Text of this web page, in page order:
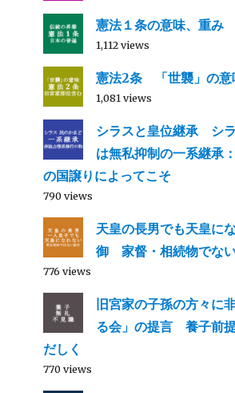
憲法１条の意味、重み
1,112 views
憲法2条 「世襲」の意
1,081 views
シラスと皇位継承 シ
は無私抑制の一系継承
の国譲りによってこそ
790 views
天皇の長男でも天皇に
御 家督・相続物でな
776 views
旧宮家の子孫の方々に
る会」の提言 養子前
だしく
770 views